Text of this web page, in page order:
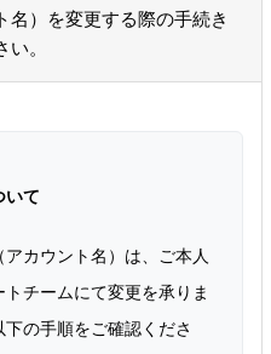
名）を変更する際の手続き
。
いて
カウント名）は、ご本人
チームにて変更を承りま
の手順をご確認くださ